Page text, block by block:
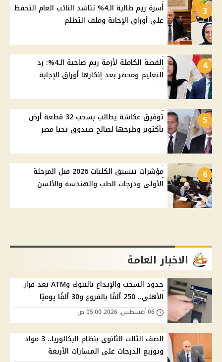
3
أسرة ريم طالبة الـ4% تناشد النائب العام التحفظ
على أوراق الإجابة وملف التظلم
4
القصة الكاملة لأزمة ريم صاحبة الـ4%: رد
التعليم ومحضر بعد إنكارها أوراق الإجابة
5
توفيق عكاشة يطالب بسحب 32 قطعة أرض
بأكتوبر وطرحها لصالح صندوق تحيا مصر
6
مؤشرات تنسيق الكليات 2026 قبل المرحلة
الأولى ودرجات الطب والهندسة والألسن
الاخبار العامة
حدود السحب والإيداع بالبنوك وATM بعد قرار
الأهلي.. 250 ألفًا بالفروع و30 ألفًا يوميًا
الصف الثالث الثانوي بنظام البكالوريا.. 3 مواد
وتوزيع الدرجات على المسارات الأربعة